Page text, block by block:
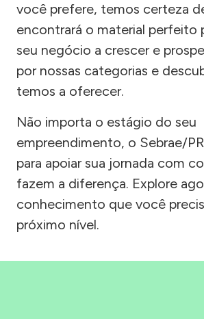
você prefere, temos certeza
encontrará o material perfeito
seu negócio a crescer e
por nossas categorias e
temos a oferecer.
Não importa o estágio do seu
empreendimento, o Sebrae/
para apoiar sua jornada com
fazem a diferença. Explore
conhecimento que você
próximo nível.